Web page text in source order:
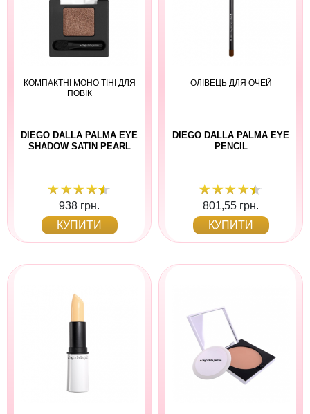
КОМПАКТНІ МОНО ТІНІ ДЛЯ
ПОВІК
DIEGO DALLA PALMA EYE
SHADOW SATIN PEARL
938 грн.
КУПИТИ
ОЛІВЕЦЬ ДЛЯ ОЧЕЙ
DIEGO DALLA PALMA EYE
PENCIL
801,55 грн.
КУПИТИ